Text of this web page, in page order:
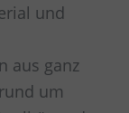
und
aus ganz
um